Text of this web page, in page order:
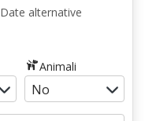
Date alternative
Animali